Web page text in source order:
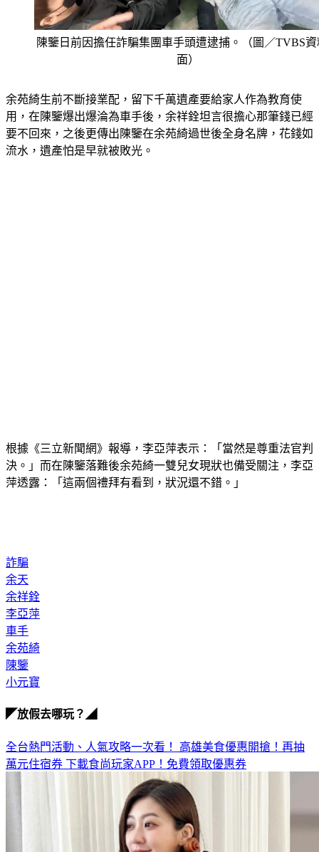
陳鑒日前因擔任詐騙集團車手頭遭逮捕。（圖／TVBS
面）
用，在陳鑒爆出爆淪為車手後，余祥銓坦言很擔心那筆錢已經
要不回來，之後更傳出陳鑒在余苑綺過世後全身名牌，花錢如
流水，遺產怕是早就被敗光。
決。」而在陳鑒落難後余苑綺一雙兒女現狀也備受關注，李亞
萍透露：「這兩個禮拜有看到，狀況還不錯。」
余天
余祥銓
李亞萍
車手
余苑綺
陳鑒
小元寶
萬元住宿券下載食尚玩家APP！免費領取優惠券